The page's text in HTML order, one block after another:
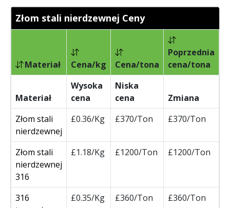
Złom stali nierdzewnej Ceny
Materiał Cena/kg Cena/tona
Poprzednia
cena/tona
Materiał
Wysoka
cena
Niska
cena
Zmiana
Złom stali
nierdzewnej
£0.36/Kg £370/Ton £370/Ton
Złom stali
nierdzewnej
316
£1.18/Kg £1200/Ton £1200/Ton
316
£0.35/Kg £360/Ton £360/Ton